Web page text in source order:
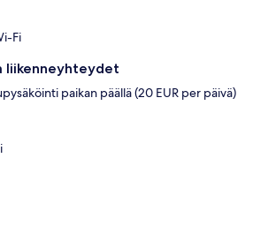
Fi
liikenneyhteydet
paikan päällä (20 EUR per päivä)